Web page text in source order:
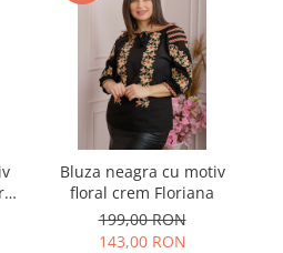
Bluza neagra cu motiv
floral crem Floriana
199,00 RON
143,00 RON